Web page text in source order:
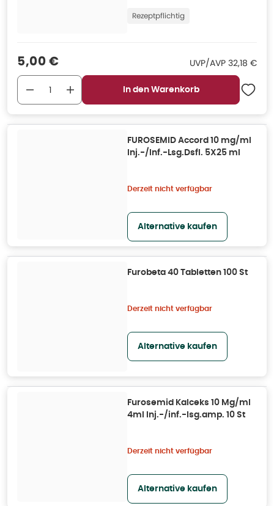
Rezeptpflichtig
Verkaufspreis
5,00 € UVP/AVP UVP/AVP
32,18 €
In den Warenkorb
FUROSEMID Accord 10 mg/ml
Inj.-/Inf.-Lsg.Dsfl. 5X25 ml
Derzeit nicht verfügbar
Alternative kaufen
Furobeta 40 Tabletten 100 St
Derzeit nicht verfügbar
Alternative kaufen
Furosemid Kalceks 10 Mg/ml
4ml Inj.-/inf.-lsg.amp. 10 St
Derzeit nicht verfügbar
Alternative kaufen